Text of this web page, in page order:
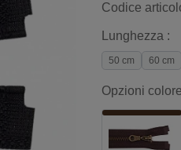
Codice
Lunghezza :
50 cm 60 cm
Opzioni